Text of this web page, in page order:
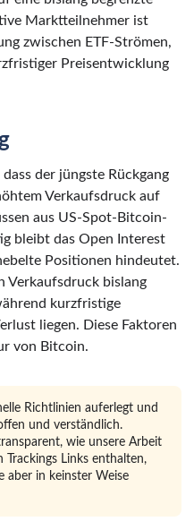
Marktteilnehmer ist
zwischen ETF-Strömen,
Preisentwicklung
der jüngste Rückgang
Verkaufsdruck auf
aus US-Spot-Bitcoin-
bleibt das Open Interest
Positionen hindeutet.
Verkaufsdruck bislang
kurzfristige
liegen. Diese Faktoren
von Bitcoin.
Richtlinien auferlegt und
und verständlich.
wie unsere Arbeit
Links enthalten,
aber in keinster Weise